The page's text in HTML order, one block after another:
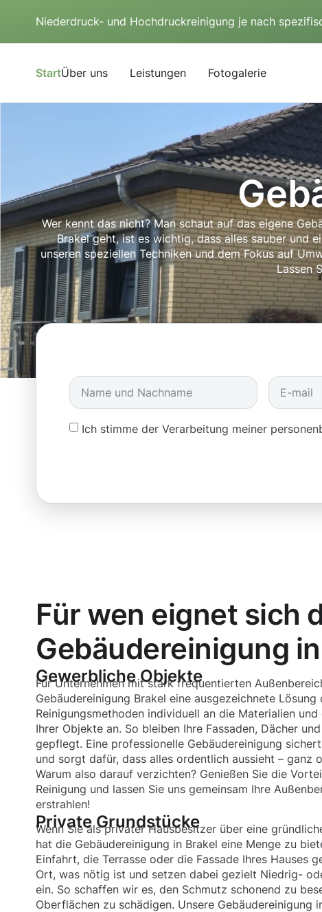
Niederdruck- und Hochdruckreinigung je nach
StartÜber uns Leistungen Fotogalerie
Wer kennt das nicht? Man schaut auf das eigene
Brakel geht, ist es wichtig, dass alles sauber und
unseren speziellen Techniken und dem Fokus auf
Lassen
Ich stimme der Verarbeitung meiner
Für wen eignet sich
Gebäudereinigung
Gewerbliche Objekte
Für Unternehmen mit stark frequentierten
Gebäudereinigung Brakel eine ausgezeichnete Lösung
Reinigungsmethoden individuell an die Materialien
Ihrer Objekte an. So bleiben Ihre Fassaden, Dächer
gepflegt. Eine professionelle Gebäudereinigung
und sorgt dafür, dass alles ordentlich aussieht – ganz
Warum also darauf verzichten? Genießen Sie die
Reinigung und lassen Sie uns gemeinsam Ihre
erstrahlen!
Private Grundstücke
Wenn Sie als privater Hausbesitzer über eine
hat die Gebäudereinigung in Brakel eine Menge zu
Einfahrt, die Terrasse oder die Fassade Ihres Hauses
Ort, was nötig ist und setzen dabei gezielt Niedrig-
ein. So schaffen wir es, den Schmutz schonend zu
Oberflächen zu schädigen. Unsere Gebäudereinigung